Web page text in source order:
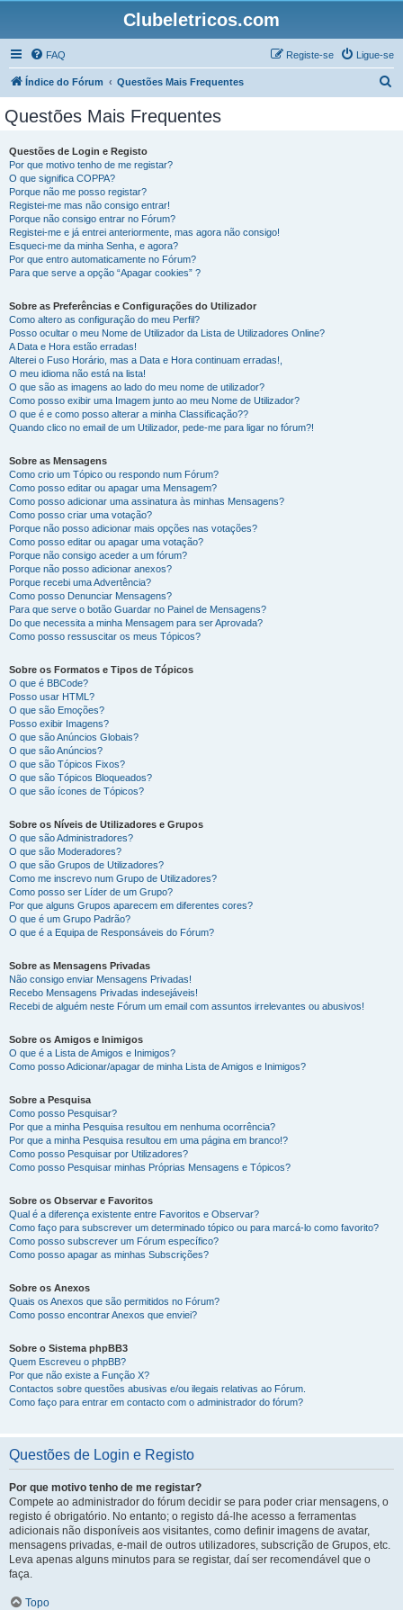
Clubeletricos.com
FAQ Ligue-se
Registe-se
Índice do Fórum Questões Mais Frequentes
Questões Mais Frequentes
Questões de Login e Registo
Por que motivo tenho de me registar?
O que significa COPPA?
Porque não me posso registar?
Registei-me mas não consigo entrar!
Porque não consigo entrar no Fórum?
Registei-me e já entrei anteriormente, mas agora não consigo!
Esqueci-me da minha Senha, e agora?
Por que entro automaticamente no Fórum?
Para que serve a opção “Apagar cookies” ?
Sobre as Preferências e Configurações do Utilizador
Como altero as configuração do meu Perfil?
Posso ocultar o meu Nome de Utilizador da Lista de Utilizadores Online?
A Data e Hora estão erradas!
Alterei o Fuso Horário, mas a Data e Hora continuam erradas!,
O meu idioma não está na lista!
O que são as imagens ao lado do meu nome de utilizador?
Como posso exibir uma Imagem junto ao meu Nome de Utilizador?
O que é e como posso alterar a minha Classificação??
Quando clico no email de um Utilizador, pede-me para ligar no fórum?!
Sobre as Mensagens
Como crio um Tópico ou respondo num Fórum?
Como posso editar ou apagar uma Mensagem?
Como posso adicionar uma assinatura às minhas Mensagens?
Como posso criar uma votação?
Porque não posso adicionar mais opções nas votações?
Como posso editar ou apagar uma votação?
Porque não consigo aceder a um fórum?
Porque não posso adicionar anexos?
Porque recebi uma Advertência?
Como posso Denunciar Mensagens?
Para que serve o botão Guardar no Painel de Mensagens?
Do que necessita a minha Mensagem para ser Aprovada?
Como posso ressuscitar os meus Tópicos?
Sobre os Formatos e Tipos de Tópicos
O que é BBCode?
Posso usar HTML?
O que são Emoções?
Posso exibir Imagens?
O que são Anúncios Globais?
O que são Anúncios?
O que são Tópicos Fixos?
O que são Tópicos Bloqueados?
O que são ícones de Tópicos?
Sobre os Níveis de Utilizadores e Grupos
O que são Administradores?
O que são Moderadores?
O que são Grupos de Utilizadores?
Como me inscrevo num Grupo de Utilizadores?
Como posso ser Líder de um Grupo?
Por que alguns Grupos aparecem em diferentes cores?
O que é um Grupo Padrão?
O que é a Equipa de Responsáveis do Fórum?
Sobre as Mensagens Privadas
Não consigo enviar Mensagens Privadas!
Recebo Mensagens Privadas indesejáveis!
Recebi de alguém neste Fórum um email com assuntos irrelevantes ou abusivos!
Sobre os Amigos e Inimigos
O que é a Lista de Amigos e Inimigos?
Como posso Adicionar/apagar de minha Lista de Amigos e Inimigos?
Sobre a Pesquisa
Como posso Pesquisar?
Por que a minha Pesquisa resultou em nenhuma ocorrência?
Por que a minha Pesquisa resultou em uma página em branco!?
Como posso Pesquisar por Utilizadores?
Como posso Pesquisar minhas Próprias Mensagens e Tópicos?
Sobre os Observar e Favoritos
Qual é a diferença existente entre Favoritos e Observar?
Como faço para subscrever um determinado tópico ou para marcá-lo como favorito?
Como posso subscrever um Fórum específico?
Como posso apagar as minhas Subscrições?
Sobre os Anexos
Quais os Anexos que são permitidos no Fórum?
Como posso encontrar Anexos que enviei?
Sobre o Sistema phpBB3
Quem Escreveu o phpBB?
Por que não existe a Função X?
Contactos sobre questões abusivas e/ou ilegais relativas ao Fórum.
Como faço para entrar em contacto com o administrador do fórum?
Questões de Login e Registo
Por que motivo tenho de me registar?
Compete ao administrador do fórum decidir se para poder criar mensagens, o
registo é obrigatório. No entanto; o registo dá-lhe acesso a ferramentas
adicionais não disponíveis aos visitantes, como definir imagens de avatar,
mensagens privadas, e-mail de outros utilizadores, subscrição de Grupos, etc.
Leva apenas alguns minutos para se registar, daí ser recomendável que o
faça.
Topo